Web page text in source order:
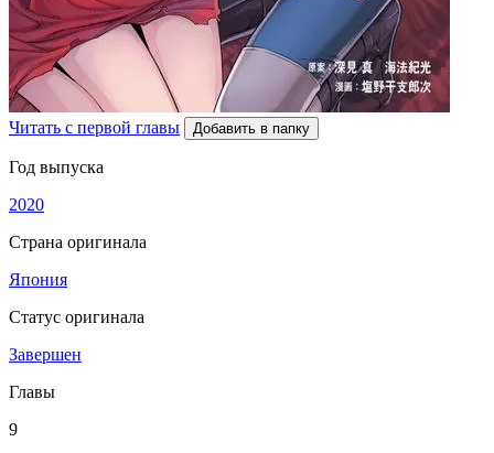
Читать с первой главы Добавить в папку
Год выпуска
2020
Страна оригинала
Япония
Статус оригинала
Завершен
Главы
9